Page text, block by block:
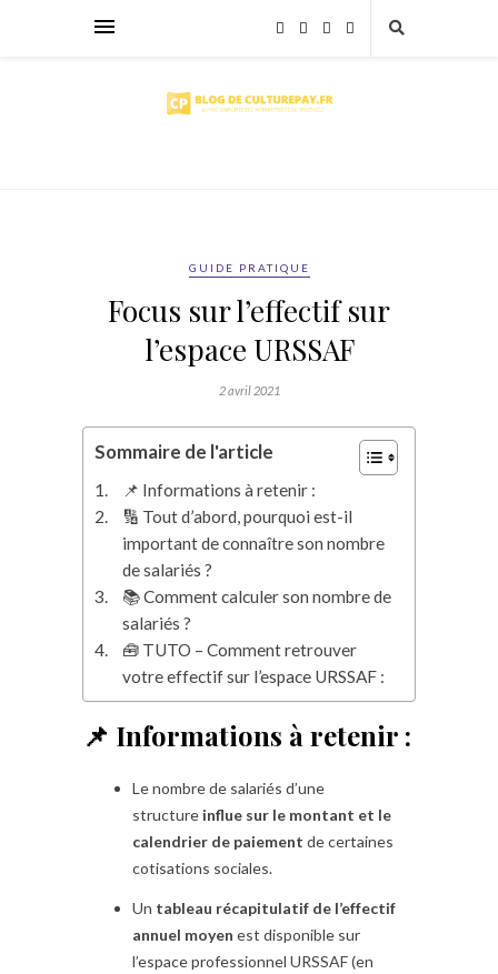
GUIDE PRATIQUE
Focus sur l’effectif sur
l’espace URSSAF
2 avril 2021
Sommaire de l'article
📌 Informations à retenir :
🔢 Tout d’abord, pourquoi est-il
important de connaître son nombre
de salariés ?
📚 Comment calculer son nombre de
salariés ?
🧰 TUTO – Comment retrouver
votre effectif sur l’espace URSSAF :
📌 Informations à retenir :
Le nombre de salariés d’une
structure influe sur le montant et le
calendrier de paiement de certaines
cotisations sociales.
Un tableau récapitulatif de l’effectif
annuel moyen est disponible sur
l’espace professionnel URSSAF (en